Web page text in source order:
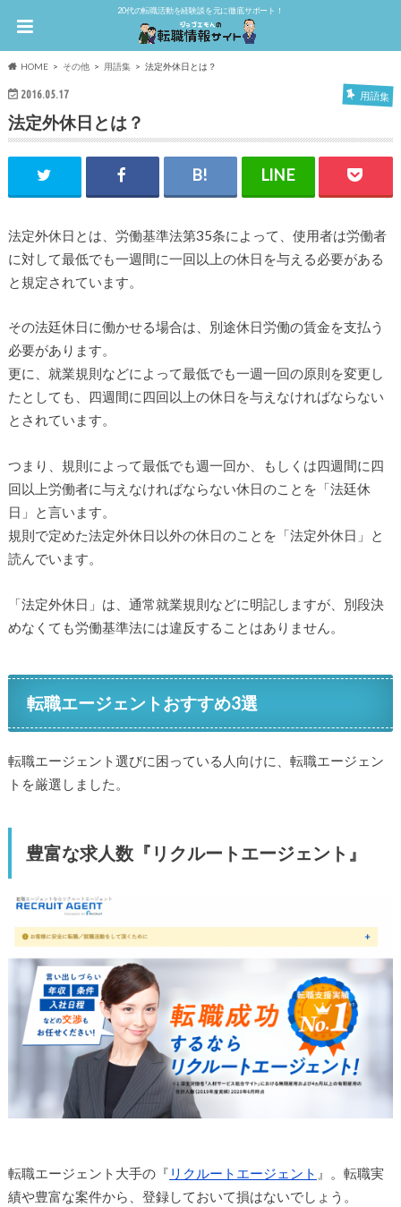
20代の転職活動を経験談を元に徹底サポート！
HOME その他 用語集 法定外休日とは？
2016.05.17 用語集
法定外休日とは？
法定外休日とは、労働基準法第35条によって、使用者は労働者
に対して最低でも一週間に一回以上の休日を与える必要がある
と規定されています。
その法廷休日に働かせる場合は、別途休日労働の賃金を支払う
必要があります。
更に、就業規則などによって最低でも一週一回の原則を変更し
たとしても、四週間に四回以上の休日を与えなければならない
とされています。
つまり、規則によって最低でも週一回か、もしくは四週間に四
回以上労働者に与えなければならない休日のことを「法廷休
日」と言います。
規則で定めた法定外休日以外の休日のことを「法定外休日」と
読んでいます。
「法定外休日」は、通常就業規則などに明記しますが、別段決
めなくても労働基準法には違反することはありません。
転職エージェントおすすめ3選
転職エージェント選びに困っている人向けに、転職エージェン
トを厳選しました。
豊富な求人数『リクルートエージェント』
転職エージェント大手の『 リクルートエージェント 』。転職実
績や豊富な案件から、登録しておいて損はないでしょう。